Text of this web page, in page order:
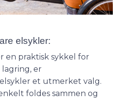
elsykler:
en praktisk sykkel for
er
et utmerket valg.
foldes sammen og